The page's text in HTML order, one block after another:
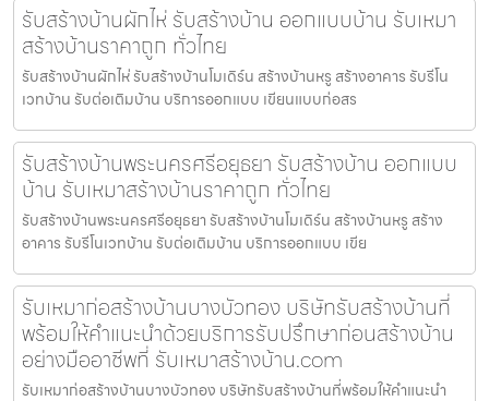
รับสร้างบ้านผักไห่ รับสร้างบ้าน ออกแบบบ้าน รับเหมา
สร้างบ้านราคาถูก ทั่วไทย
รับสร้างบ้านผักไห่ รับสร้างบ้านโมเดิร์น สร้างบ้านหรู สร้างอาคาร รับรีโน
เวทบ้าน รับต่อเติมบ้าน บริการออกแบบ เขียนแบบก่อสร
รับสร้างบ้านพระนครศรีอยุธยา รับสร้างบ้าน ออกแบบ
บ้าน รับเหมาสร้างบ้านราคาถูก ทั่วไทย
รับสร้างบ้านพระนครศรีอยุธยา รับสร้างบ้านโมเดิร์น สร้างบ้านหรู สร้าง
อาคาร รับรีโนเวทบ้าน รับต่อเติมบ้าน บริการออกแบบ เขีย
รับเหมาก่อสร้างบ้านบางบัวทอง บริษัทรับสร้างบ้านที่
พร้อมให้คำแนะนำด้วยบริการรับปรึกษาก่อนสร้างบ้าน
อย่างมืออาชีพที่ รับเหมาสร้างบ้าน.com
รับเหมาก่อสร้างบ้านบางบัวทอง บริษัทรับสร้างบ้านที่พร้อมให้คำแนะนำ